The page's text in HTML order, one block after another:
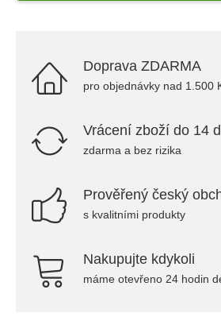
Doprava ZDARMA
pro objednávky nad 1.500
Vrácení zboží do 14
zdarma a bez rizika
Prověřený český
s kvalitními produkty
Nakupujte kdykoli
máme otevřeno 24 hodin